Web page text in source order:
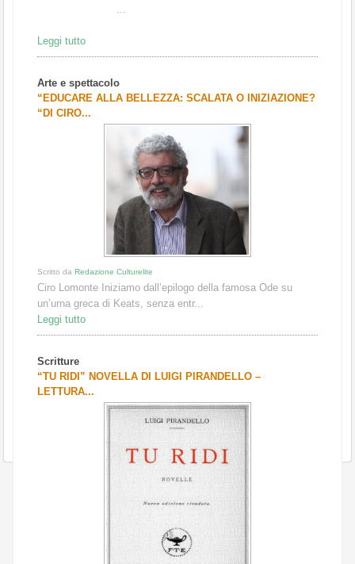
...
Leggi tutto
Arte e spettacolo
“EDUCARE ALLA BELLEZZA: SCALATA O INIZIAZIONE?
“DI CIRO...
Scritto da Redazione Culturelite
Ciro Lomonte Iniziamo dall’epilogo della famosa Ode su
un’urna greca di Keats, senza entr...
Leggi tutto
Scritture
“TU RIDI” NOVELLA DI LUIGI PIRANDELLO –
LETTURA...